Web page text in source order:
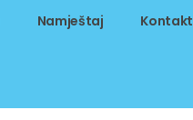
Namještaj Kontakt